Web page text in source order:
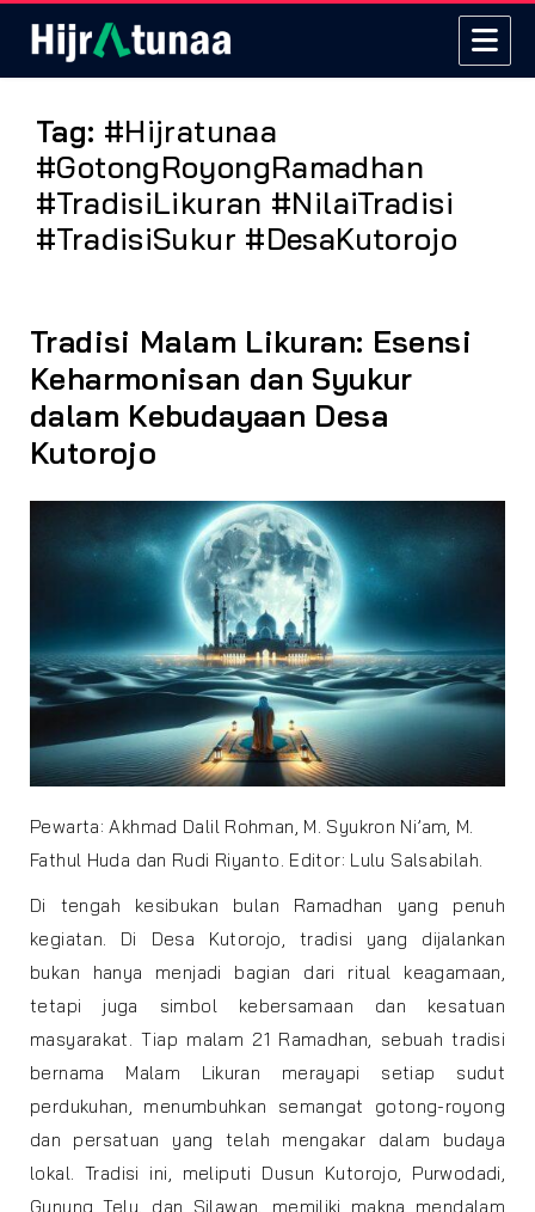
Tag: #Hijratunaa
#GotongRoyongRamadhan
#TradisiLikuran #NilaiTradisi
#TradisiSukur #DesaKutorojo
Tradisi Malam Likuran: Esensi
Keharmonisan dan Syukur
dalam Kebudayaan Desa
Kutorojo
Pewarta: Akhmad Dalil Rohman, M. Syukron Ni’am, M.
Fathul Huda dan Rudi Riyanto. Editor: Lulu Salsabilah.
Di tengah kesibukan bulan Ramadhan yang penuh
kegiatan. Di Desa Kutorojo, tradisi yang dijalankan
bukan hanya menjadi bagian dari ritual keagamaan,
tetapi juga simbol kebersamaan dan kesatuan
masyarakat. Tiap malam 21 Ramadhan, sebuah tradisi
bernama Malam Likuran merayapi setiap sudut
perdukuhan, menumbuhkan semangat gotong-royong
dan persatuan yang telah mengakar dalam budaya
lokal. Tradisi ini, meliputi Dusun Kutorojo, Purwodadi,
Gunung Telu, dan Silawan, memiliki makna mendalam